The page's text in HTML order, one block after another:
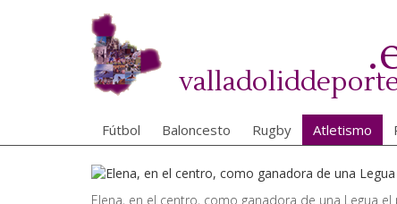
Fútbol Baloncesto Rugby Atletismo
Elena, en el centro, como ganadora de una Legua